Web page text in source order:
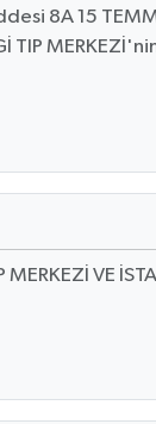
8A 15
TIP
VE